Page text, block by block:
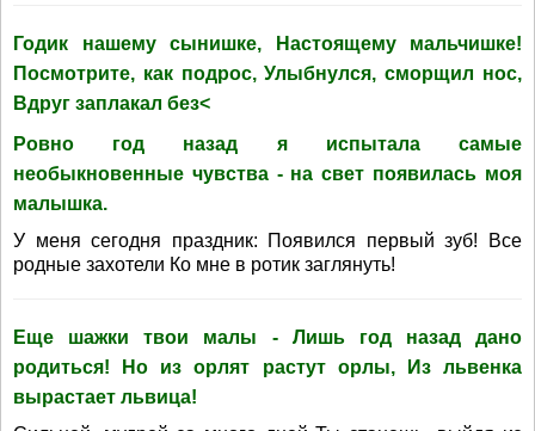
Годик нашему сынишке, Настоящему мальчишке!
Посмотрите, как подрос, Улыбнулся, сморщил нос,
Вдруг заплакал без<
Ровно год назад я испытала самые
необыкновенные чувства - на свет появилась моя
малышка.
У меня сегодня праздник: Появился первый зуб! Все
родные захотели Ко мне в ротик заглянуть!
Еще шажки твои малы - Лишь год назад дано
родиться! Но из орлят растут орлы, Из львенка
вырастает львица!